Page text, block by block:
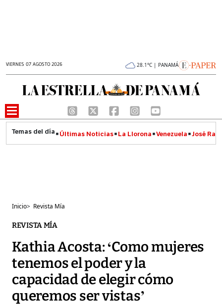
VIERNES 07 AGOSTO 2026 28.1°C | PANAMÁ
Últimas Noticias La Llorona Venezuela José
Inicio> Revista Mía
REVISTA MÍA
Kathia Acosta: ‘Como mujeres
tenemos el poder y la
capacidad de elegir cómo
queremos ser vistas’